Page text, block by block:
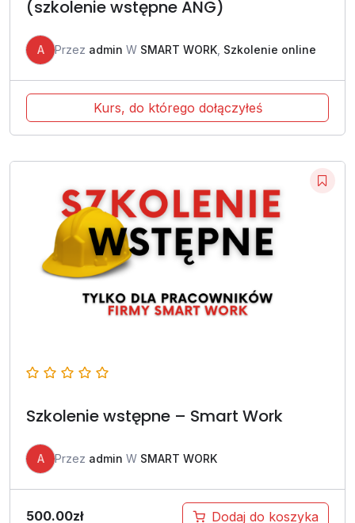
(szkolenie wstępne ANG)
A Przez admin W SMART WORK Szkolenie online
Kurs, do którego dołączyłeś
Szkolenie wstępne – Smart Work
A Przez admin W SMART WORK
500.00zł Dodaj do koszyka